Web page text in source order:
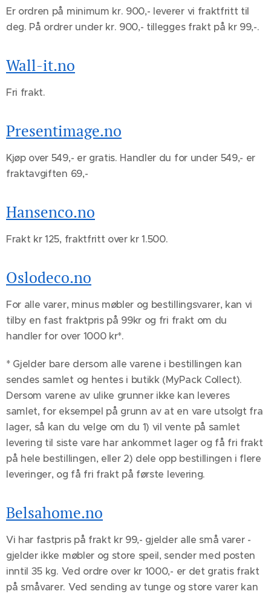
Er ordren på minimum kr. 900,- leverer vi fraktfritt til
deg. På ordrer under kr. 900,- tillegges frakt på kr 99,-.
Wall-it.no
Fri frakt.
Presentimage.no
Kjøp over 549,- er gratis. Handler du for under 549,- er
fraktavgiften 69,-
Hansenco.no
Frakt kr 125, fraktfritt over kr 1.500.
Oslodeco.no
For alle varer, minus møbler og bestillingsvarer, kan vi
tilby en fast fraktpris på 99kr og fri frakt om du
handler for over 1000 kr*.
* Gjelder bare dersom alle varene i bestillingen kan
sendes samlet og hentes i butikk (MyPack Collect).
Dersom varene av ulike grunner ikke kan leveres
samlet, for eksempel på grunn av at en vare utsolgt fra
lager, så kan du velge om du 1) vil vente på samlet
levering til siste vare har ankommet lager og få fri frakt
på hele bestillingen, eller 2) dele opp bestillingen i flere
leveringer, og få fri frakt på første levering.
Belsahome.no
Vi har fastpris på frakt kr 99,- gjelder alle små varer -
gjelder ikke møbler og store speil, sender med posten
inntil 35 kg. Ved ordre over kr 1000,- er det gratis frakt
på småvarer. Ved sending av tunge og store varer kan